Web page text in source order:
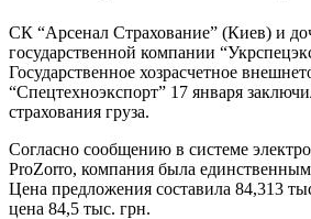
СК “Арсенал Страхование” (Киев) и
государственной компании
Государственное хозрасчетное
“Спецтехноэкспорт” 17 января
страхования груза.
Согласно сообщению в системе
ProZorro, компания была единственным
Цена предложения составила 84,313
цена 84,5 тыс. грн.